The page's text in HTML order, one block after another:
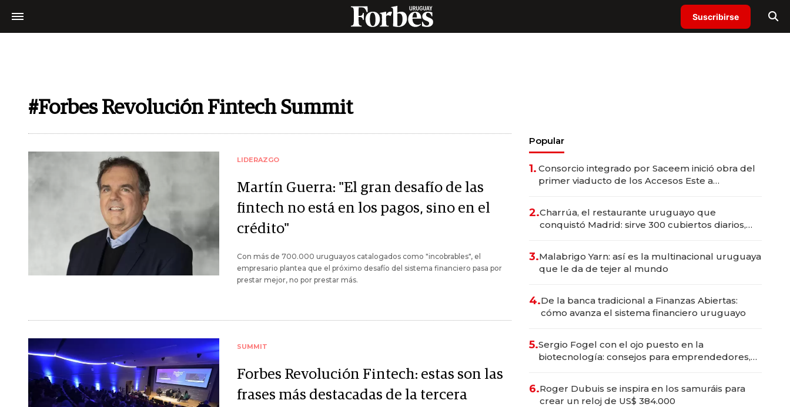
Suscribirse
#Forbes Revolución Fintech Summit
LIDERAZGO
Martín Guerra: "El gran desafío de las
fintech no está en los pagos, sino en el
crédito"
Con más de 700.000 uruguayos catalogados como "incobrables", el
empresario plantea que el próximo desafío del sistema financiero pasa por
prestar mejor, no por prestar más.
SUMMIT
Forbes Revolución Fintech: estas son las
frases más destacadas de la tercera
Popular
1. Consorcio integrado por Saceem inició obra del
primer viaducto de los Accesos Este a
2.Charrúa, el restaurante uruguayo que
conquistó Madrid: sirve 300 cubiertos diarios,
3.Malabrigo Yarn: así es la multinacional uruguaya
que le da de tejer al mundo
4.De la banca tradicional a Finanzas Abiertas:
cómo avanza el sistema financiero uruguayo
5.Sergio Fogel con el ojo puesto en la
biotecnología: consejos para emprendedores,
6.Roger Dubuis se inspira en los samuráis para
crear un reloj de US$ 384.000